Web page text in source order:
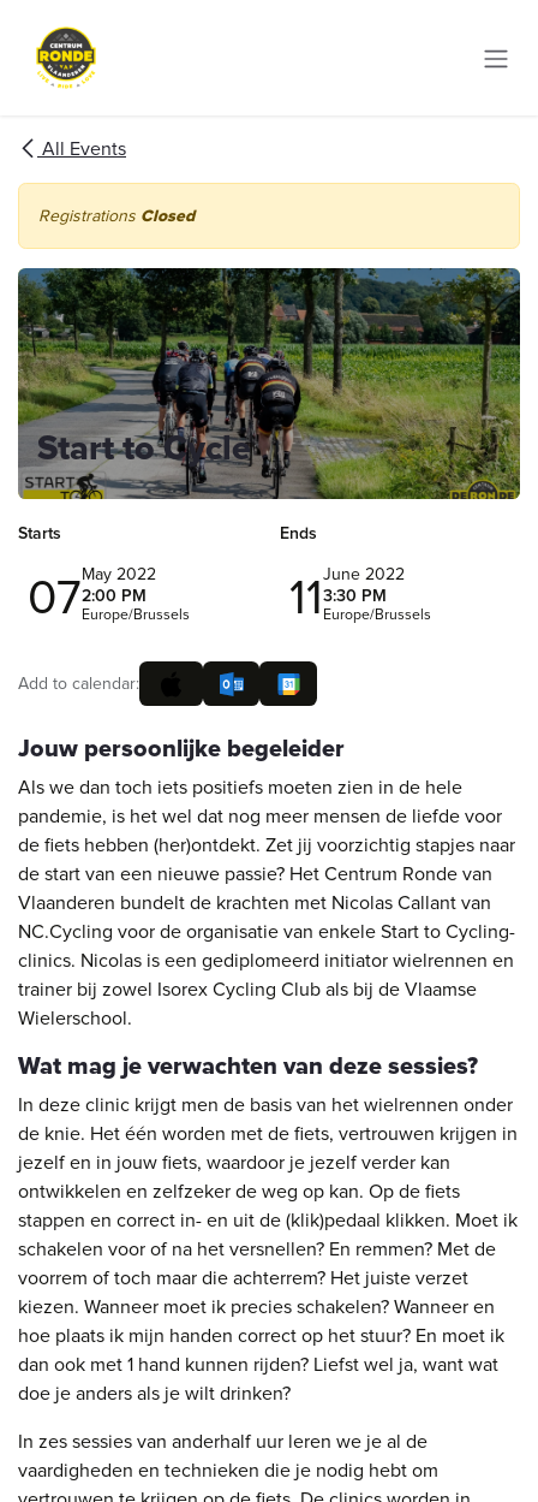
All Events
Registrations Closed
Start to Cycle
Starts
07May 2022
2:00 PM
Europe/Brussels
Ends
11June 2022
3:30 PM
Europe/Brussels
Add to calendar:
Jouw persoonlijke begeleider
Als we dan toch iets positiefs moeten zien in de hele
pandemie, is het wel dat nog meer mensen de liefde voor
de fiets hebben (her)ontdekt. Zet jij voorzichtig stapjes naar
de start van een nieuwe passie? Het Centrum Ronde van
Vlaanderen bundelt de krachten met Nicolas Callant van
NC.Cycling voor de organisatie van enkele Start to Cycling-
clinics. Nicolas is een gediplomeerd initiator wielrennen en
trainer bij zowel Isorex Cycling Club als bij de Vlaamse
Wielerschool.
Wat mag je verwachten van deze sessies?
In deze clinic krijgt men de basis van het wielrennen onder
de knie. Het één worden met de fiets, vertrouwen krijgen in
jezelf en in jouw fiets, waardoor je jezelf verder kan
ontwikkelen en zelfzeker de weg op kan. Op de fiets
stappen en correct in- en uit de (klik)pedaal klikken. Moet ik
schakelen voor of na het versnellen? En remmen? Met de
voorrem of toch maar die achterrem? Het juiste verzet
kiezen. Wanneer moet ik precies schakelen? Wanneer en
hoe plaats ik mijn handen correct op het stuur? En moet ik
dan ook met 1 hand kunnen rijden? Liefst wel ja, want wat
doe je anders als je wilt drinken?
In zes sessies van anderhalf uur leren we je al de
vaardigheden en technieken die je nodig hebt om